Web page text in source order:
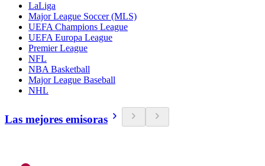
LaLiga
Major League Soccer (MLS)
UEFA Champions League
UEFA Europa League
Premier League
NFL
NBA Basketball
Major League Baseball
NHL
Las mejores emisoras